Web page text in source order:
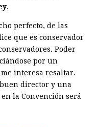
.
perfecto, de las
que es conservador
Poder
por un
interesa resaltar.
director y una
la Convención será